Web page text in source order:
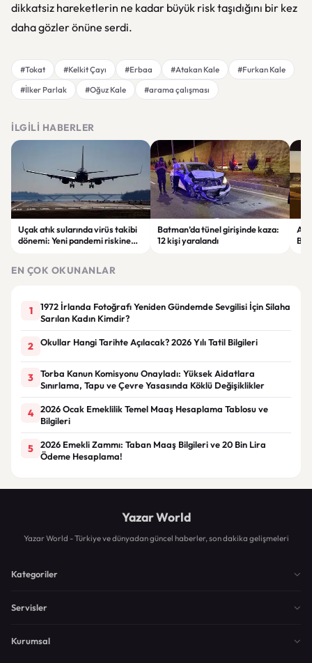
dikkatsiz hareketlerin ne kadar büyük risk taşıdığını bir kez
daha gözler önüne serdi.
#Tokat #Kelkit Çayı #Erbaa #Atakan Kale
#Furkan Kale
#İlker Parlak
#Oğuz Kale #arama çalışması
İLGILI HABERLER
Uçak atık sularında virüs takibi
dönemi: Yeni pandemi riskine
Batman’da tünel girişinde kaza:
12 kişi yaralandı
EN ÇOK OKUNANLAR
1
1972 İrlanda Fotoğrafı Yeniden Gündemde Sevgilisi İçin Silaha
Sarılan Kadın Kimdir?
2 Okullar Hangi Tarihte Açılacak? 2026 Yılı Tatil Bilgileri
3
Torba Kanun Komisyonu Onayladı: Yüksek Aidatlara
Sınırlama, Tapu ve Çevre Yasasında Köklü Değişiklikler
4
2026 Ocak Emeklilik Temel Maaş Hesaplama Tablosu ve
Bilgileri
5
2026 Emekli Zammı: Taban Maaş Bilgileri ve 20 Bin Lira
Ödeme Hesaplama!
Yazar World
Yazar World - Türkiye ve dünyadan güncel haberler, son dakika gelişmeleri
Kategoriler
Servisler
Kurumsal